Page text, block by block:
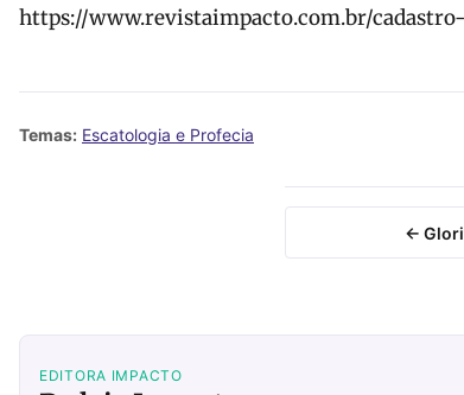
https://www.revistaimpacto.com.br/
Temas: Escatologia e Profecia
←
EDITORA IMPACTO